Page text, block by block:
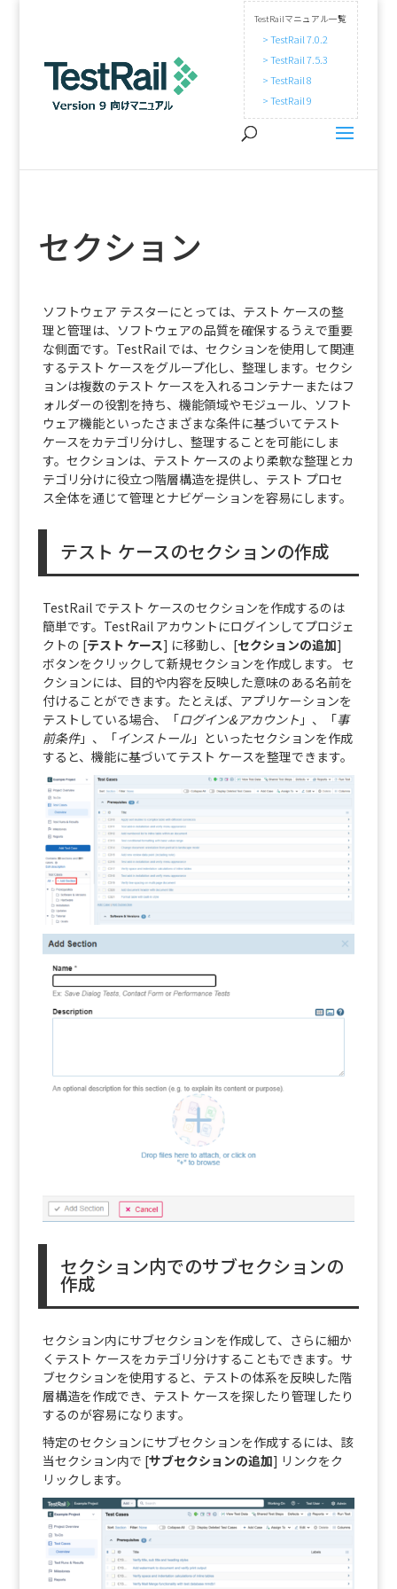
TestRailマニュアル一覧
> TestRail 7.0.2
> TestRail 7.5.3
> TestRail 8
> TestRail 9
セクション
ソフトウェア テスターにとっては、テスト ケースの整
理と管理は、ソフトウェアの品質を確保するうえで重要
な側面です。TestRail では、セクションを使用して関連
するテスト ケースをグループ化し、整理します。セクシ
ョンは複数のテスト ケースを入れるコンテナーまたはフ
ォルダーの役割を持ち、機能領域やモジュール、ソフト
ウェア機能といったさまざまな条件に基づいてテスト
ケースをカテゴリ分けし、整理することを可能にしま
す。セクションは、テスト ケースのより柔軟な整理とカ
テゴリ分けに役立つ階層構造を提供し、テスト プロセ
ス全体を通じて管理とナビゲーションを容易にします。
テスト ケースのセクションの作成
TestRail でテスト ケースのセクションを作成するのは
簡単です。TestRail アカウントにログインしてプロジェ
クトの [テスト ケース] に移動し、[セクションの追加]
ボタンをクリックして新規セクションを作成します。 セ
クションには、目的や内容を反映した意味のある名前を
付けることができます。たとえば、アプリケーションを
テストしている場合、「ログイン&アカウント 」、「事
前条件」、「インストール」といったセクションを作成
すると、機能に基づいてテスト ケースを整理できます。
セクション内でのサブセクションの
作成
セクション内にサブセクションを作成して、さらに細か
くテスト ケースをカテゴリ分けすることもできます。サ
ブセクションを使用すると、テストの体系を反映した階
層構造を作成でき、テスト ケースを探したり管理したり
するのが容易になります。
特定のセクションにサブセクションを作成するには、該
当セクション内で [サブセクションの追加] リンクをク
リックします。